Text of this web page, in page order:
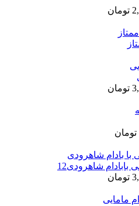
تومان
تومان
تومان
شاهرودی12
تومان